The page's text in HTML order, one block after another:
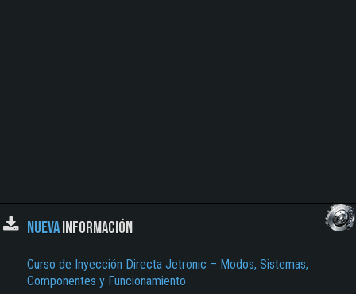
NUEVAINFORMACIÓN
Curso de Inyección Directa Jetronic – Modos, Sistemas,
Componentes y Funcionamiento